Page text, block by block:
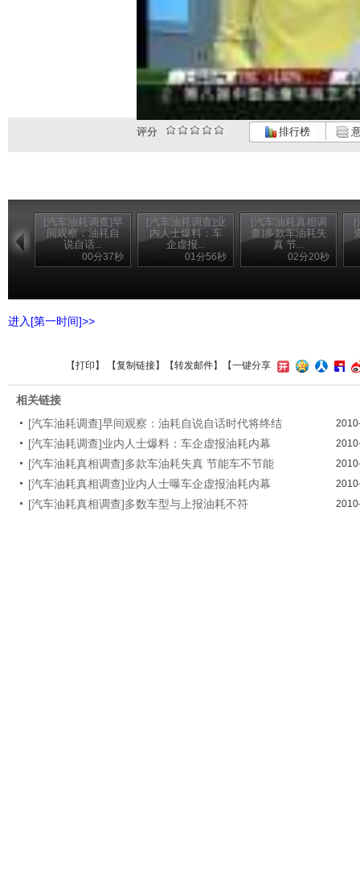
评分 排行榜
[汽车油耗调查]早
间观察：油耗自
说自话...
00分37秒
[汽车油耗调查]业
内人士爆料：车
企虚报...
01分56秒
[汽车油耗真相调
查]多款车油耗失
真 节...
02分20秒
[
进入[第一时间]>>
【打印 】 【复制链接】【转发邮件】 【一键分享
相关链接
[汽车油耗调查]早间观察：油耗自说自话时代将终结
[汽车油耗调查]业内人士爆料：车企虚报油耗内幕
[汽车油耗真相调查]多款车油耗失真 节能车不节能
[汽车油耗真相调查]业内人士曝车企虚报油耗内幕
[汽车油耗真相调查]多数车型与上报油耗不符